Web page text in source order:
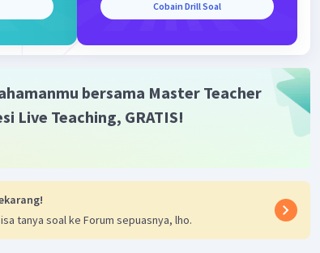
Kerja Paksa:
perang Jepang di berbagai proyek,
kereta api Burma-Thailand (Death Railway).
Perdagangan:
kekayaan sumber daya alamnya, menjadi
dalam mengamankan jalur perdagangan
pasokan sumber daya yang diperlukan untuk
Cobain Drill Soal
bersama Master Teacher
Live Teaching, GRATIS!
tanya soal ke Forum sepuasnya, lho.